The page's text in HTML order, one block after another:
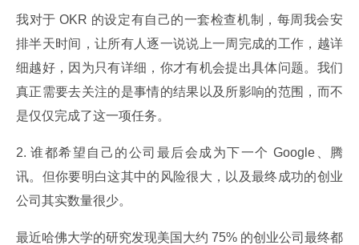
我对于 OKR 的设定有自己的一套检查机制，每周我会安
排半天时间，让所有人逐一说说上一周完成的工作，越详
细越好，因为只有详细，你才有机会提出具体问题。我们
真正需要去关注的是事情的结果以及所影响的范围，而不
是仅仅完成了这一项任务。
2. 谁都希望自己的公司最后会成为下一个 Google、腾
讯。但你要明白这其中的风险很大，以及最终成功的创业
公司其实数量很少。
最近哈佛大学的研究发现美国大约 75% 的创业公司最终都